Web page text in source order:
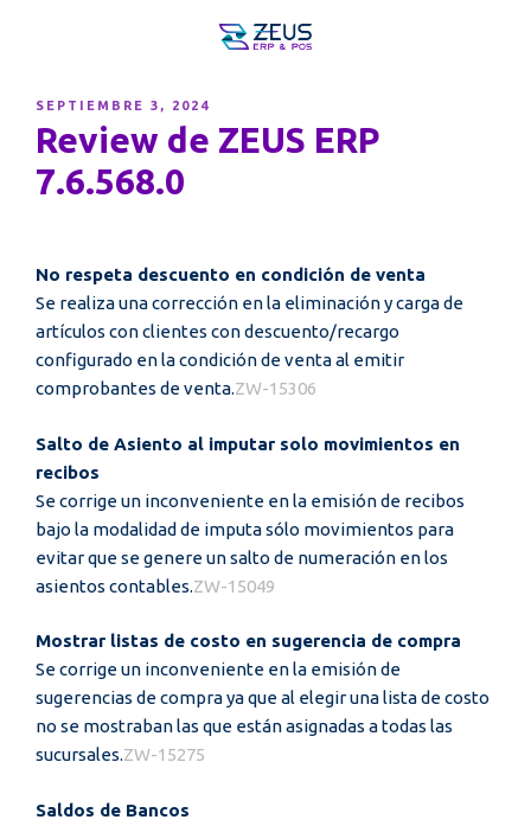
PUBLICADO
EL
SEPTIEMBRE 3, 2024
Review de ZEUS ERP
7.6.568.0
No respeta descuento en condición de venta
Se realiza una corrección en la eliminación y carga de
artículos con clientes con descuento/recargo
configurado en la condición de venta al emitir
comprobantes de venta.ZW-15306
Salto de Asiento al imputar solo movimientos en
recibos
Se corrige un inconveniente en la emisión de recibos
bajo la modalidad de imputa sólo movimientos para
evitar que se genere un salto de numeración en los
asientos contables.ZW-15049
Mostrar listas de costo en sugerencia de compra
Se corrige un inconveniente en la emisión de
sugerencias de compra ya que al elegir una lista de costo
no se mostraban las que están asignadas a todas las
sucursales.ZW-15275
Saldos de Bancos